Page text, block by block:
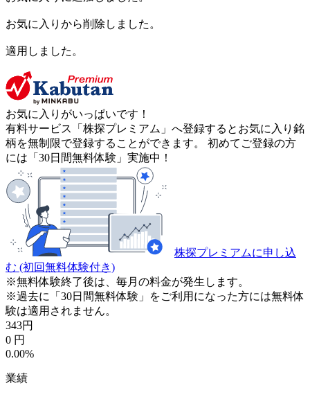
お気に入りから削除しました。
適用しました。
お気に入りがいっぱいです！
有料サービス「株探プレミアム」へ登録するとお気に入り銘
柄を無制限で登録することができます。 初めてご登録の方
には「30日間無料体験」実施中！
株探プレミアムに申し込
む (初回無料体験付き)
※無料体験終了後は、毎月の料金が発生します。
※過去に「30日間無料体験」をご利用になった方には無料体
験は適用されません。
343円
0 円
0.00%
業績